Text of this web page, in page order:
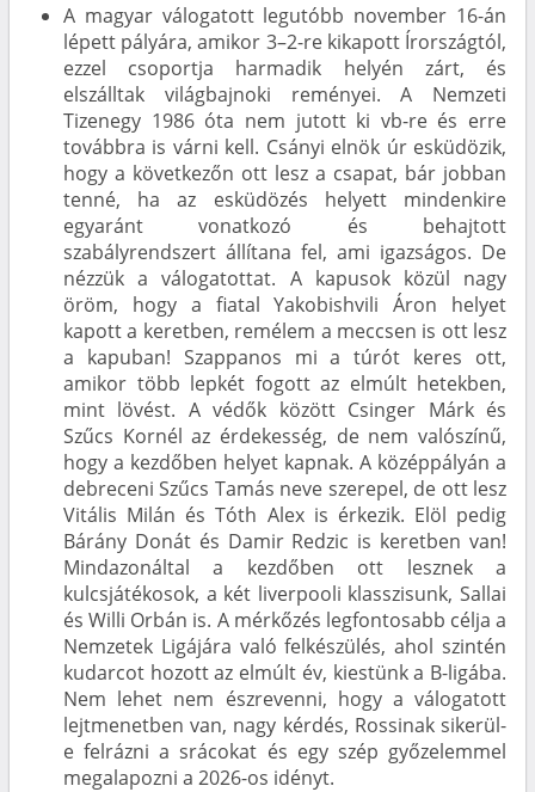
A magyar válogatott legutóbb november 16-án
lépett pályára, amikor 3–2-re kikapott Írországtól,
ezzel csoportja harmadik helyén zárt, és
elszálltak világbajnoki reményei. A Nemzeti
Tizenegy 1986 óta nem jutott ki vb-re és erre
továbbra is várni kell. Csányi elnök úr esküdözik,
hogy a következőn ott lesz a csapat, bár jobban
tenné, ha az esküdözés helyett mindenkire
egyaránt vonatkozó és behajtott
szabályrendszert állítana fel, ami igazságos. De
nézzük a válogatottat. A kapusok közül nagy
öröm, hogy a fiatal Yakobishvili Áron helyet
kapott a keretben, remélem a meccsen is ott lesz
a kapuban! Szappanos mi a túrót keres ott,
amikor több lepkét fogott az elmúlt hetekben,
mint lövést. A védők között Csinger Márk és
Szűcs Kornél az érdekesség, de nem valószínű,
hogy a kezdőben helyet kapnak. A középpályán a
debreceni Szűcs Tamás neve szerepel, de ott lesz
Vitális Milán és Tóth Alex is érkezik. Elöl pedig
Bárány Donát és Damir Redzic is keretben van!
Mindazonáltal a kezdőben ott lesznek a
kulcsjátékosok, a két liverpooli klasszisunk, Sallai
és Willi Orbán is. A mérkőzés legfontosabb célja a
Nemzetek Ligájára való felkészülés, ahol szintén
kudarcot hozott az elmúlt év, kiestünk a B-ligába.
Nem lehet nem észrevenni, hogy a válogatott
lejtmenetben van, nagy kérdés, Rossinak sikerül-
e felrázni a srácokat és egy szép győzelemmel
megalapozni a 2026-os idényt.